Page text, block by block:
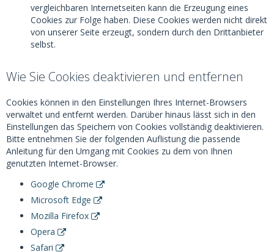
vergleichbaren Internetseiten kann die Erzeugung eines
Cookies zur Folge haben. Diese Cookies werden nicht direkt
von unserer Seite erzeugt, sondern durch den Drittanbieter
selbst.
Wie Sie Cookies deaktivieren und entfernen
Cookies können in den Einstellungen Ihres Internet-Browsers
verwaltet und entfernt werden. Darüber hinaus lässt sich in den
Einstellungen das Speichern von Cookies vollständig deaktivieren.
Bitte entnehmen Sie der folgenden Auflistung die passende
Anleitung für den Umgang mit Cookies zu dem von Ihnen
genutzten Internet-Browser.
Google Chrome
Microsoft Edge
Mozilla Firefox
Opera
Safari